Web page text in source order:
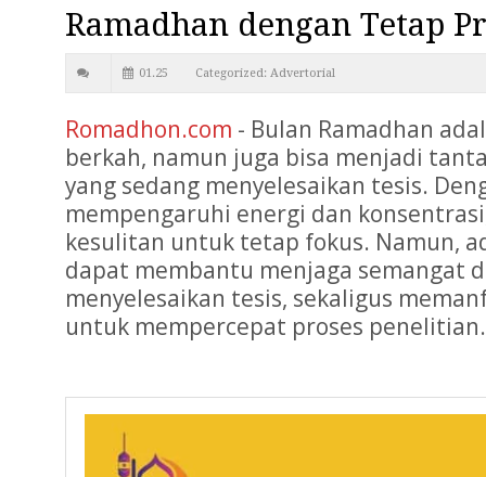
Ramadhan dengan Tetap
01.25 Categorized: Advertorial
Romadhon.com - Bulan Ramadhan
berkah, namun juga bisa menjadi
yang sedang menyelesaikan tesis.
mempengaruhi energi dan
kesulitan untuk tetap fokus. Namun,
dapat membantu menjaga semangat
menyelesaikan tesis, sekaligus
untuk mempercepat proses penelitian.